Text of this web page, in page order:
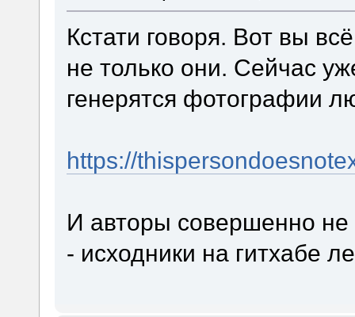
Кстати говоря. Вот вы
не только они. Сейчас
генерятся фотографии
https://
И авторы совершенно не
- исходники на гитхабе